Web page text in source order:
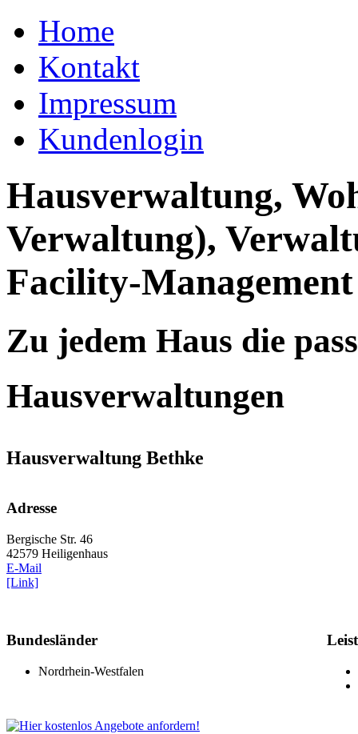
Home
Kontakt
Impressum
Kundenlogin
Hausverwaltung,
Verwaltung),
Facility-Management
Zu jedem Haus die
Hausverwaltungen
Hausverwaltung Bethke
Adresse
Bergische Str. 46
42579 Heiligenhaus
E-Mail
[Link]
Bundesländer
Nordrhein-Westfalen